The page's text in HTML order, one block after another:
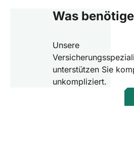
Was
Unsere
unterstützen Sie
unkompliziert.